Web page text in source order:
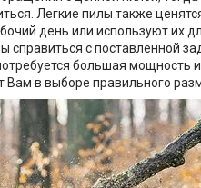
Легкие пилы также
день или используют их
справиться с поставленной
большая мощность
в выборе правильного